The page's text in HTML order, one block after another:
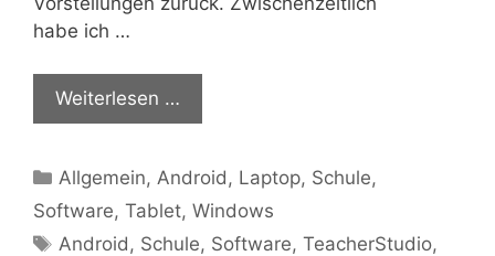
habe ich …
Wei­ter­le­sen …
Kategorien
Allgemein, Android , Laptop, Schule,
Software, Tablet, Windows
Schlagwörter
Android , Schule, Software,TeacherStudio,